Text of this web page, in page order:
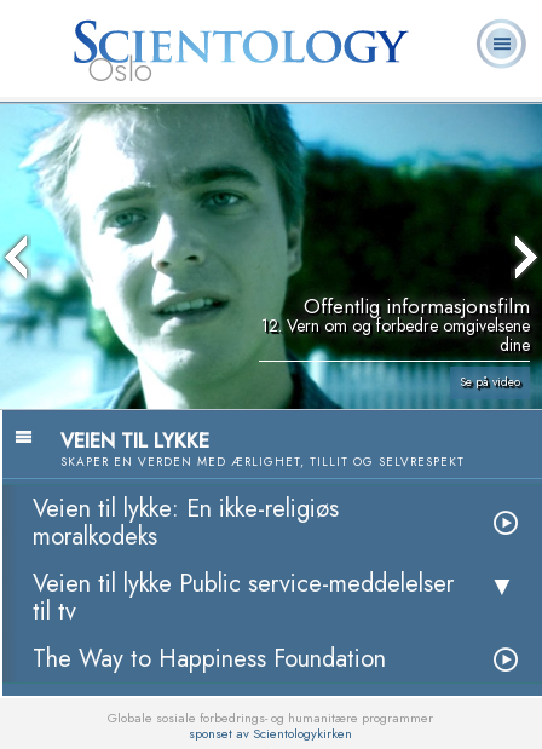
Oslo
L. Ron
Hubbard
Hva er
Scientology?
Frivillige
prester
Offentlig informasjonsfilm
12. Vern om og forbedre omgivelsene
dine
Se på video
VEIEN TIL LYKKE
SKAPER EN VERDEN MED ÆRLIGHET, TILLIT OG SELVRESPEKT
Veien til lykke: En ikke-religiøs
moralkodeks
Veien til lykke Public service-meddelelser
til tv
The Way to Happiness Foundation
Globale sosiale forbedrings- og humanitære programmer
sponset av Scientologykirken